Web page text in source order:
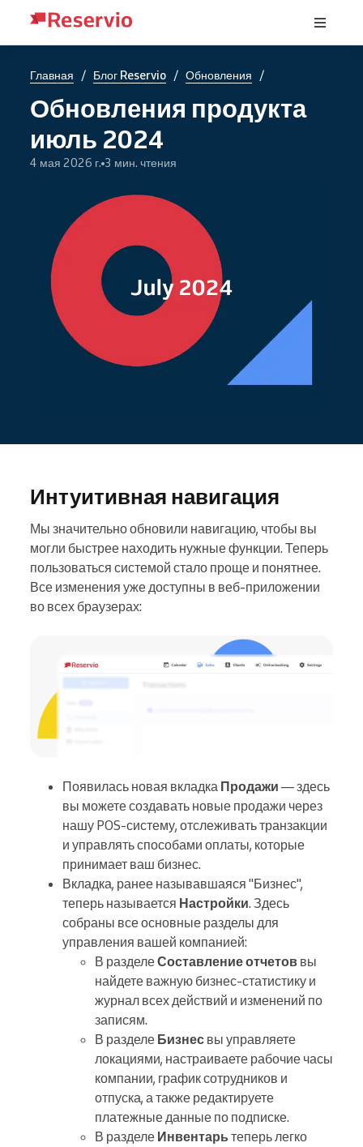
Главная / Блог Reservio / Обновления /
Обновления продукта
июль 2024
4 мая 2026 г. 3 мин. чтения
Интуитивная навигация
Мы значительно обновили навигацию, чтобы вы
могли быстрее находить нужные функции. Теперь
пользоваться системой стало проще и понятнее.
Все изменения уже доступны в веб‑приложении
во всех браузерах:
Появилась новая вкладка Продажи — здесь
вы можете создавать новые продажи через
нашу POS‑систему, отслеживать транзакции
и управлять способами оплаты, которые
принимает ваш бизнес.
Вкладка, ранее называвшаяся "Бизнес",
теперь называется Настройки. Здесь
собраны все основные разделы для
управления вашей компанией:
В разделеСоставление отчетов вы
найдете важную бизнес‑статистику и
журнал всех действий и изменений по
записям.
В разделе Бизнес вы управляете
локациями, настраиваете рабочие часы
компании, график сотрудников и
отпуска, а также редактируете
платежные данные по подписке.
В разделе Инвентарь теперь легко